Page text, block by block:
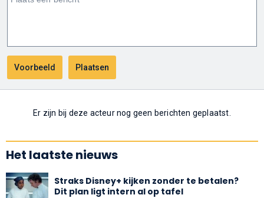
Er zijn bij deze acteur nog geen berichten geplaatst.
Het laatste nieuws
Straks Disney+ kijken zonder te betalen?
Dit plan ligt intern al op tafel